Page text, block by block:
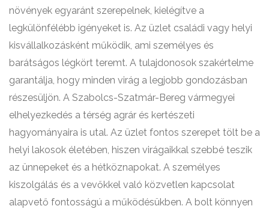
növények egyaránt szerepelnek, kielégítve a
legkülönfélébb igényeket is. Az üzlet családi vagy helyi
kisvállalkozásként működik, ami személyes és
barátságos légkört teremt. A tulajdonosok szakértelme
garantálja, hogy minden virág a legjobb gondozásban
részesüljön. A Szabolcs-Szatmár-Bereg vármegyei
elhelyezkedés a térség agrár és kertészeti
hagyományaira is utal. Az üzlet fontos szerepet tölt be a
helyi lakosok életében, hiszen virágaikkal szebbé teszik
az ünnepeket és a hétköznapokat. A személyes
kiszolgálás és a vevőkkel való közvetlen kapcsolat
alapvető fontosságú a működésükben. A bolt könnyen